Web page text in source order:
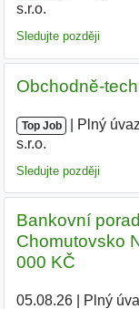
s.r.o.
Sledujte později
Obchodně-
Top Job Plný
s.r.o.
Sledujte později
Bankovní
Chomutovsko
000 KČ
05.08.26| Plný